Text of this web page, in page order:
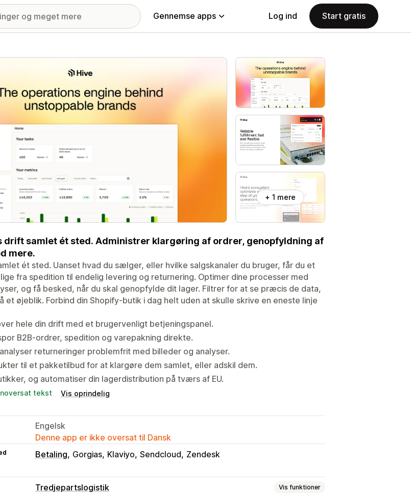
Gennemse apps Log ind Start gratis
billeder
+ 1 mere
drift samlet ét sted. Administrer klargøring af ordrer, genopfyldning af
mere.
ét sted. Uanset hvad du sælger, eller hvilke salgskanaler du bruger, får du et
fra spedition til endelig levering og returnering. Optimer dine processer med
og få besked, når du skal genopfylde dit lager. Filtrer for at se præcis de data,
et øjeblik. Forbind din Shopify-butik i dag helt uden at skulle skrive en eneste linje
hele din drift med et brugervenligt betjeningspanel.
B2B-ordrer, spedition og varepakning direkte.
returneringer problemfrit med billeder og analyser.
til et pakketilbud for at klargøre dem samlet, eller adskil dem.
og automatiser din lagerdistribution på tværs af EU.
tekst Vis oprindelig
Engelsk
Denne app er ikke oversat til Dansk
Betaling Gorgias Klaviyo Sendcloud Zendesk
Tredjepartslogistik Vis funktioner